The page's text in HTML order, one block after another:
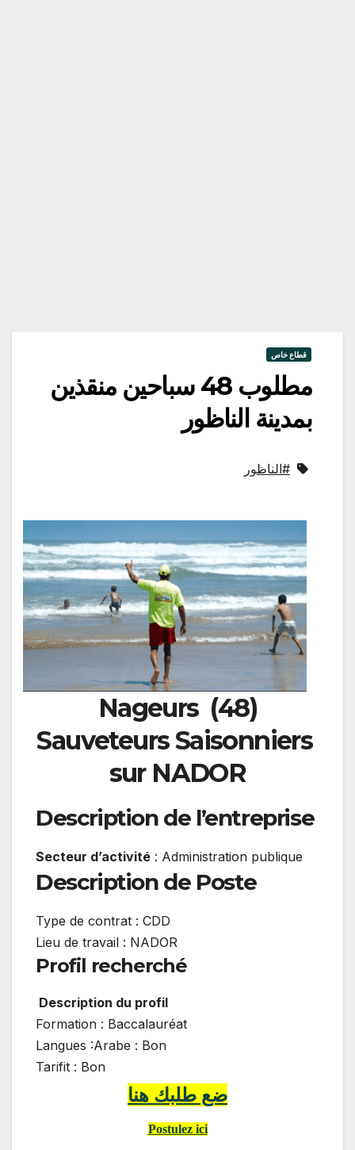
قطاع خاص
مطلوب 48 سباحين منقذين
بمدينة الناظور
#الناظور
(48) Nageurs
Sauveteurs Saisonniers
sur NADOR
Description de l’entreprise
Secteur d’activité : Administration publique
Description de Poste
Type de contrat : CDD
Lieu de travail : NADOR
Profil recherché
Description du profil
Formation : Baccalauréat
Langues :Arabe : Bon
Tarifit : Bon
ضع طلبك هنا
Postulez ici